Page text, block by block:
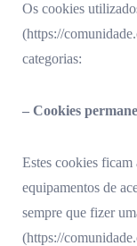
Os cookies
(https://
categorias:
– Cookies
Estes cookies ficam
equipamentos de
sempre que fizer
(https://